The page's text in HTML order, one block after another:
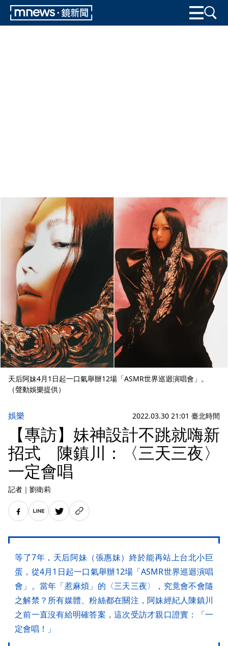
天后阿妹4月1日起一口氣舉辦12場「ASMR世界巡迴演唱會」。
（聲動娛樂提供）
娛樂 2022.03.30 21:01 臺北時間
【專訪】妹神設計不跳就嗨新
招式 陳鎮川：〈三天三夜〉
一定會唱
記者 ｜ 劉衛莉
等了7年，天后阿妹（張惠妹）終於能再站上台北小巨
蛋，從4月1日起一口氣舉辦12場「ASMR世界巡迴演唱
會」。當年「惹麻煩」的〈三天三夜〉，究竟會不會隨
之解禁？所有媒體、粉絲都在關注，阿妹經紀人陳鎮川
之前一直沒有給明確答案，這次受訪才親口證實：「一
定會唱！」